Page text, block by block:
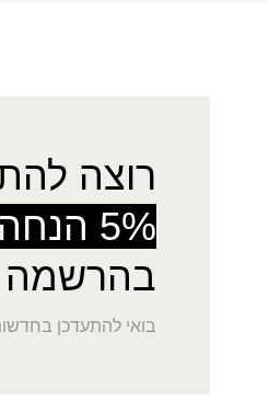
רוצה
5% הנחה
בהרשמה
בואי להתעדכן